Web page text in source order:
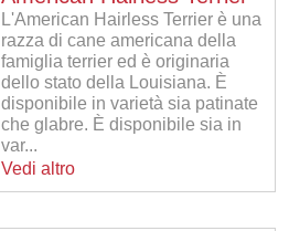
L'American Hairless Terrier è una
razza di cane americana della
famiglia terrier ed è originaria
dello stato della Louisiana. È
disponibile in varietà sia patinate
che glabre. È disponibile sia in
var...
Vedi altro